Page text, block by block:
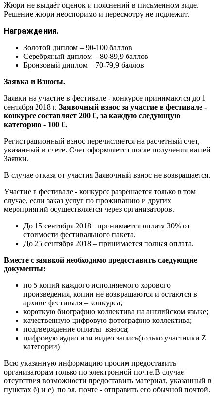
Жюри не выдаёт оценок и пояснений в письменном виде.
Решение жюри неоспоримо и пересмотру не подлежит.
Награждения.
Золотой диплом – 90-100 баллов
Серебряный диплом – 80-89,9 баллов
Бронзовый диплом – 70-79,9 баллов
Заявка и Взносы.
Заявки на участие в фестивале - конкурсе принимаются до 1
сентября 2018 г. Заявочный взнос за участие в фестивале -
конкурсе составляет 200 €, за каждую следующую
категорию - 100 €.
Регистрационный взнос перечисляется на расчетный счет,
указанный в счете. Счет оформляется после получения вашей
Заявки.
В случае отказа от участия Заявочный взнос не возвращается.
Участие в фестивале - конкурсе разрешается только в том
случае, если заказ услуг по проживанию и других
мероприятий осуществляется через организаторов.
До 15 сентября 2018 - принимается оплата 30% от
стоимости фестивального пакета.
До 25 сентября 2018 – принимается полная оплата.
Вместе с заявкой необходимо предоставить следующие
документы:
по 5 копий каждого исполняемого хорового
произведения, копии не возвращаются и остаются в
архиве фестиваля – конкурса;
короткую биографию коллектива на английском языке;
качественную цифровую фотографию коллектива;
подтверждение оплаты взноса;
цифровую аудио или видео запись(только участники Z
категории)
Всю указанную информацию просим предоставить
организаторам только по электронной почте.В случае
отсутствия возможности предоставить материал, указанный в
пунктах б) и е) по эл. почте - отправить его обычной почтой.